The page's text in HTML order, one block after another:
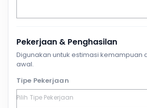
Pekerjaan & Penghasilan
Digunakan untuk estimasi kemampuan
awal.
Tipe Pekerjaan